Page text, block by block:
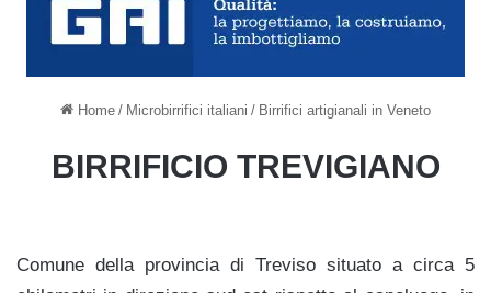
Home / Microbirrifici italiani / Birrifici artigianali in Veneto
BIRRIFICIO TREVIGIANO
Comune della provincia di Treviso situato a circa 5